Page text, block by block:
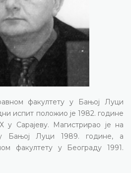
факултету у Бањој Луци
испит положио је 1982. године
Сарајеву. Магистрирао је на
Бањој Луци 1989. године, а
факултету у Београду 1991.